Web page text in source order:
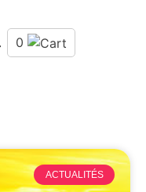
0
ACTUALITÉS